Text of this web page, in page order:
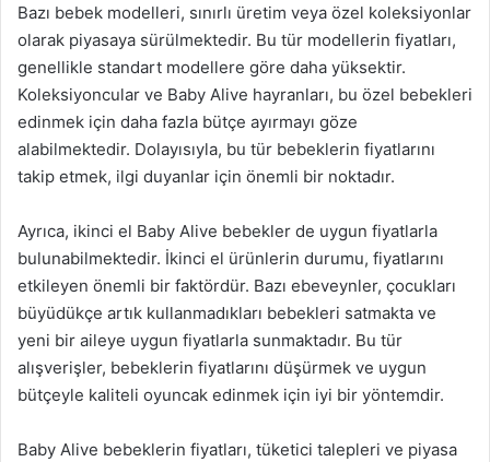
Bazı bebek modelleri, sınırlı üretim veya özel koleksiyonlar
olarak piyasaya sürülmektedir. Bu tür modellerin fiyatları,
genellikle standart modellere göre daha yüksektir.
Koleksiyoncular ve Baby Alive hayranları, bu özel bebekleri
edinmek için daha fazla bütçe ayırmayı göze
alabilmektedir. Dolayısıyla, bu tür bebeklerin fiyatlarını
takip etmek, ilgi duyanlar için önemli bir noktadır.
Ayrıca, ikinci el Baby Alive bebekler de uygun fiyatlarla
bulunabilmektedir. İkinci el ürünlerin durumu, fiyatlarını
etkileyen önemli bir faktördür. Bazı ebeveynler, çocukları
büyüdükçe artık kullanmadıkları bebekleri satmakta ve
yeni bir aileye uygun fiyatlarla sunmaktadır. Bu tür
alışverişler, bebeklerin fiyatlarını düşürmek ve uygun
bütçeyle kaliteli oyuncak edinmek için iyi bir yöntemdir.
Baby Alive bebeklerin fiyatları, tüketici talepleri ve piyasa